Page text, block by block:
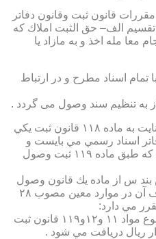
قانون ثبت وقانون دفاتر
الف– حق الثبت املاك كه
معا مله اخذ و به مازاد يا
تمام اسناد مطرح و در ارتباط
به تنظیم سند وصول می گردد .
بخش اول – حق الثبت املاک:با عنايت به ماده ۱۱۸ قانون ثبت يكي
اسناد رسمي مي بايست و
صول گردد حق الثبت املاك است كه طبق ماده ۱۱۹ ثبت وصول
بند س از ماده يك قانون وصول
برخي از درآمدهاي دولت و مصرف آن در موارد معين مصوب ۲۸
براي ثبت ملك دردفتر املاك موضوع مواد ۱۱ و۱۲و۱۱۹ قانون ثبت
ريال دريافت مي شود .